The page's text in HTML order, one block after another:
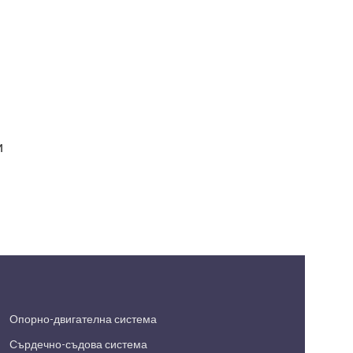
Опорно-двигателна система
Сърдечно-съдова система